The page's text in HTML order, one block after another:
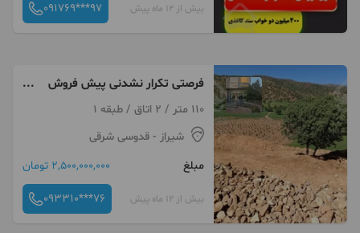
بیش از 12 ماه پیش 091769***97
فرصتی تکرار نشدنی پیش فروش
سوییت گردشگری110 متر / 2 اتاق / طبقه 1
شیراز - قدوسی شرقی
مبلغ
2,500,000,000 تومان
بیش از 12 ماه پیش 093310***76